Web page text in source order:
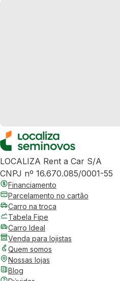
LOCALIZA Rent a Car S/A
CNPJ nº 16.670.085/0001-55
Financiamento
Parcelamento no cartão
Carro na troca
Tabela Fipe
Carro Ideal
Venda para lojistas
Quem somos
Nossas lojas
Blog